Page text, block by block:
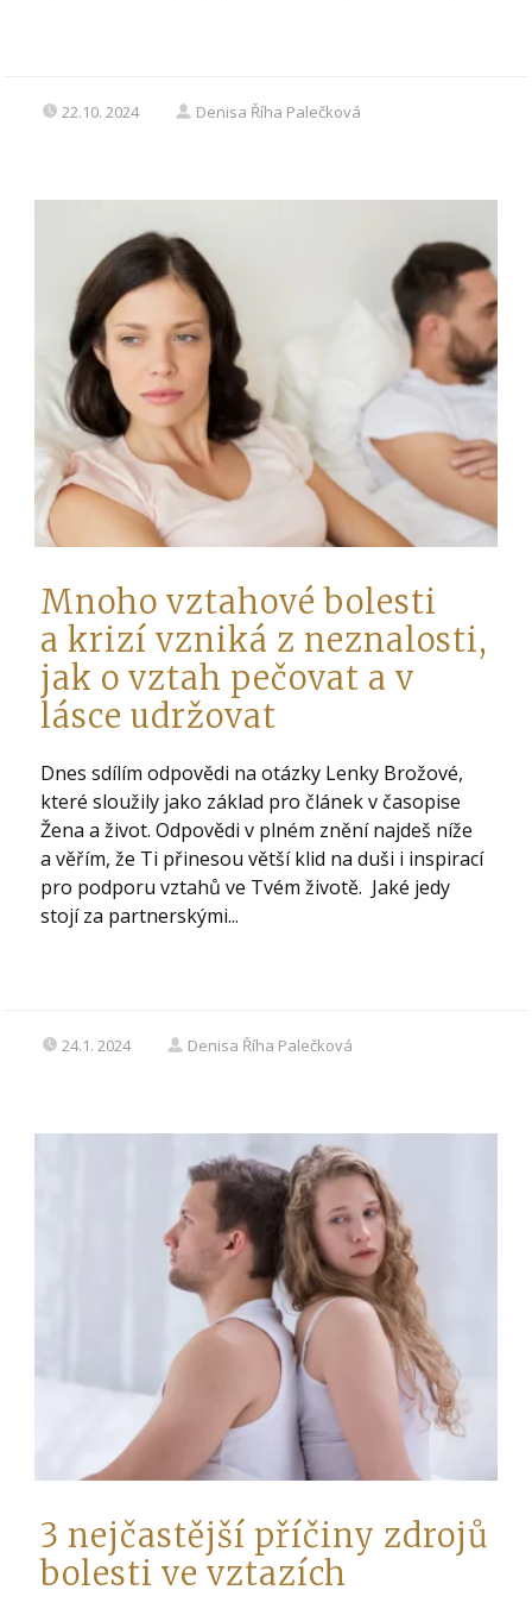
22.10. 2024 Denisa Říha Palečková
Mnoho vztahové bolesti
a krizí vzniká z neznalosti,
jak o vztah pečovat a v
lásce udržovat
Dnes sdílím odpovědi na otázky Lenky Brožové,
které sloužily jako základ pro článek v časopise
Žena a život. Odpovědi v plném znění najdeš níže
a věřím, že Ti přinesou větší klid na duši i inspirací
pro podporu vztahů ve Tvém životě. Jaké jedy
stojí za partnerskými...
24.1. 2024 Denisa Říha Palečková
3 nejčastější příčiny zdrojů
bolesti ve vztazích